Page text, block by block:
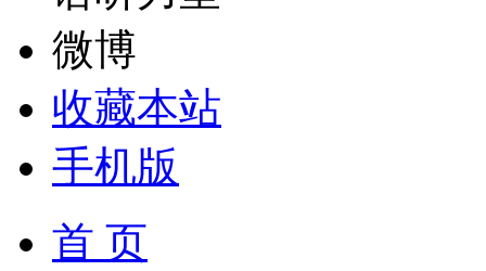
收藏本站
手机版
首 页